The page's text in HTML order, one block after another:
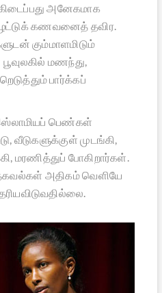
அனேகமாக
கணவனைத் தவிர.
கும்மாளமிடும்
மணந்து,
பார்க்கப்
பெண்கள்
வீடுகளுக்குள் முடங்கி,
மரணித்துப் போகிறார்கள்.
அதிகம் வெளியே